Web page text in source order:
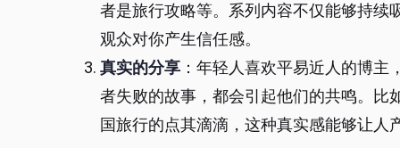
者是旅行攻略等。系列内容不仅能够持续
观众对你产生信任感。
真实的分享 ：年轻人喜欢平易近人的博
者失败的故事，都会引起他们的共鸣。比
国旅行的点其滴滴，这种真实感能够让人